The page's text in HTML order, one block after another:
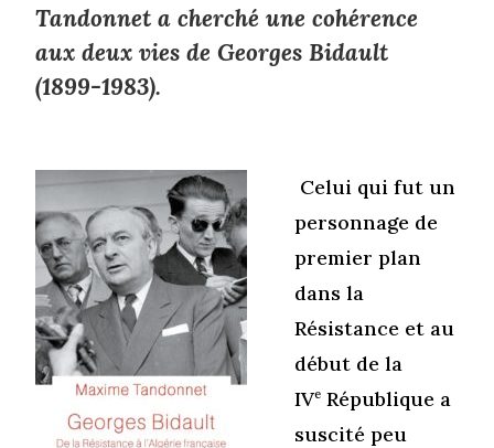
Tandonnet a cherché une cohérence
aux deux vies de Georges Bidault
(1899-1983).
Celui qui fut un
personnage de
premier plan
dans la
Résistance et au
début de la
IVe République a
suscité peu